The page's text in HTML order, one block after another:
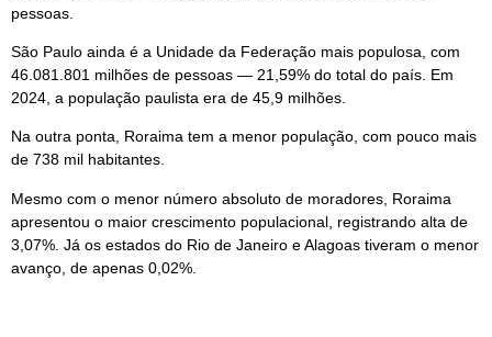
pessoas.
São Paulo ainda é a Unidade da Federação mais populosa, com
46.081.801 milhões de pessoas — 21,59% do total do país. Em
2024, a população paulista era de 45,9 milhões.
Na outra ponta, Roraima tem a menor população, com pouco mais
de 738 mil habitantes.
Mesmo com o menor número absoluto de moradores, Roraima
apresentou o maior crescimento populacional, registrando alta de
3,07%. Já os estados do Rio de Janeiro e Alagoas tiveram o menor
avanço, de apenas 0,02%.